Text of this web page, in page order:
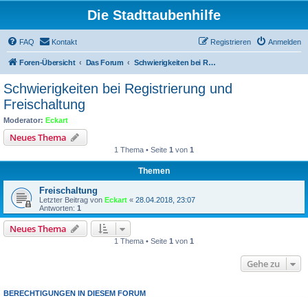
Die Stadttaubenhilfe
FAQ Kontakt Anmelden
Registrieren
Foren-Übersicht Das Forum Schwierigkeiten bei Registrierung und Freischaltung
Schwierigkeiten bei Registrierung und
Freischaltung
Moderator: Eckart
Neues Thema
1 Thema • Seite 1 von 1
Themen
Freischaltung
Letzter Beitrag von Eckart « 28.04.2018, 23:07
Antworten: 1
Neues Thema
1 Thema • Seite 1 von 1
Gehe zu
BERECHTIGUNGEN IN DIESEM FORUM